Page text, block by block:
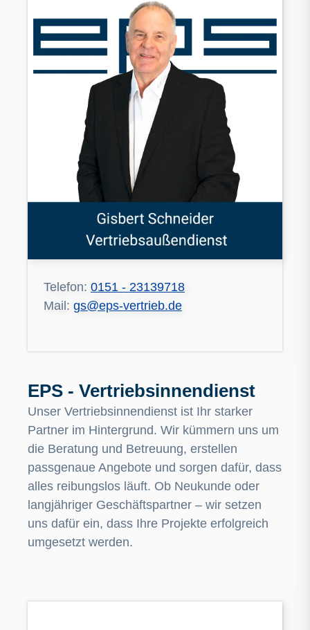
Telefon: 0151 - 23139718
Mail: gs@eps-vertrieb.de
EPS - Vertriebsinnendienst
Unser Vertriebsinnendienst ist Ihr starker
Partner im Hintergrund. Wir kümmern uns um
die Beratung und Betreuung, erstellen
passgenaue Angebote und sorgen dafür, dass
alles reibungslos läuft. Ob Neukunde oder
langjähriger Geschäftspartner – wir setzen
uns dafür ein, dass Ihre Projekte erfolgreich
umgesetzt werden.